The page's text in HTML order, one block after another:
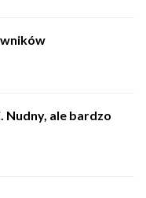
Nudny, ale bardzo